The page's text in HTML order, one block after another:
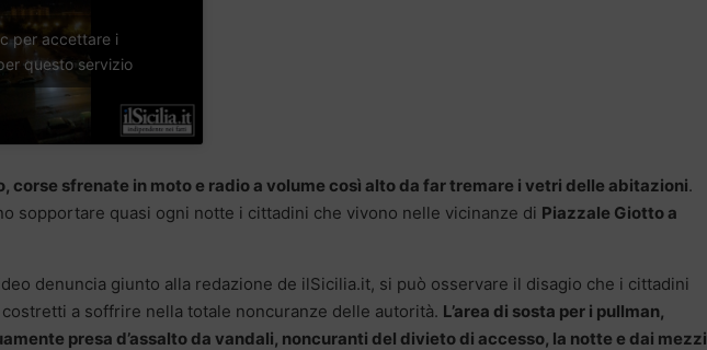
per accettare i
questo servizio
corse sfrenate in moto e radio a volume così alto da far tremare i vetri delle abitazioni.
sopportare quasi ogni notte i cittadini che vivono nelle vicinanze di Piazzale Giotto a
denuncia giunto alla redazione de ilSicilia.it, si può osservare il disagio che i cittadini
a soffrire nella totale noncuranze delle autorità. L’area di sosta per i pullman,
presa d’assalto da vandali, noncuranti del divieto di accesso, la notte e dai mezzi